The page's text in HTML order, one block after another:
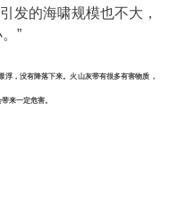
发的海啸规模也不大，
”
浮，没有降落下来。火山灰带有很多有害物质，
来一定危害。